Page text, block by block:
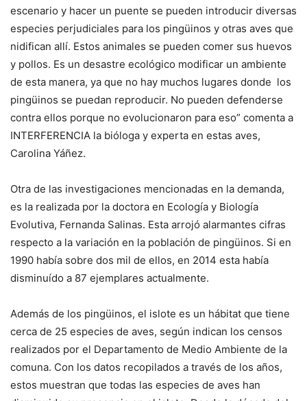
escenario y hacer un puente se pueden introducir diversas
especies perjudiciales para los pingüinos y otras aves que
nidifican allí. Estos animales se pueden comer sus huevos
y pollos. Es un desastre ecológico modificar un ambiente
de esta manera, ya que no hay muchos lugares donde los
pingüinos se puedan reproducir. No pueden defenderse
contra ellos porque no evolucionaron para eso” comenta a
INTERFERENCIA la bióloga y experta en estas aves,
Carolina Yáñez.
Otra de las investigaciones mencionadas en la demanda,
es la realizada por la doctora en Ecología y Biología
Evolutiva, Fernanda Salinas. Esta arrojó alarmantes cifras
respecto a la variación en la población de pingüinos. Si en
1990 había sobre dos mil de ellos, en 2014 esta había
disminuído a 87 ejemplares actualmente.
Además de los pingüinos, el islote es un hábitat que tiene
cerca de 25 especies de aves, según indican los censos
realizados por el Departamento de Medio Ambiente de la
comuna. Con los datos recopilados a través de los años,
estos muestran que todas las especies de aves han